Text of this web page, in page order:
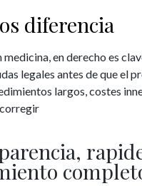
diferencia
medicina, en derecho es
legales antes de que el
largos, costes